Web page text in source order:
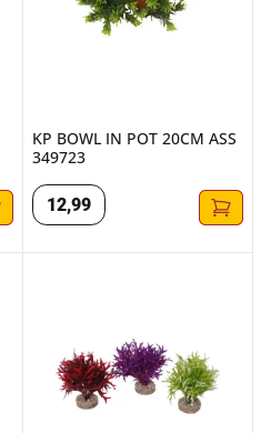
KP BOWL IN POT 20CM ASS
349723
12,99